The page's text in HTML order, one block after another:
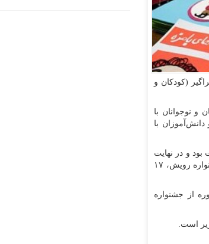
(کودکان و
کودکان و نوجوانان با
با
و در نهایت
از مجموع ۲۶۴ اثر رسیده در بخش «پادکست، معرفی کتاب و ساخت کتاب‌های حسی‌لمسی» به دبیرخانه جشنواره رویش، ۱۷
از جشنواره